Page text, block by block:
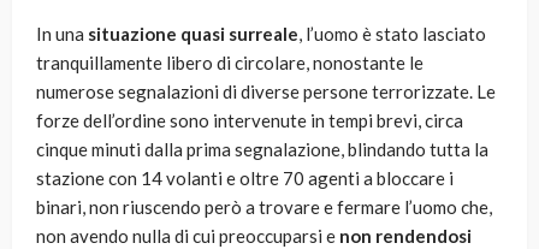
In una situazione quasi surreale, l’uomo è stato lasciato
tranquillamente libero di circolare, nonostante le
numerose segnalazioni di diverse persone terrorizzate. Le
forze dell’ordine sono intervenute in tempi brevi, circa
cinque minuti dalla prima segnalazione, blindando tutta la
stazione con 14 volanti e oltre 70 agenti a bloccare i
binari, non riuscendo però a trovare e fermare l’uomo che,
non avendo nulla di cui preoccuparsi e non rendendosi